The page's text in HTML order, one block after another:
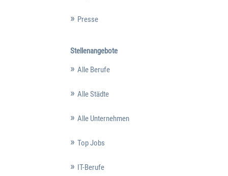
Presse
Stellenangebote
Alle Berufe
Alle Städte
Alle Unternehmen
Top Jobs
IT-Berufe